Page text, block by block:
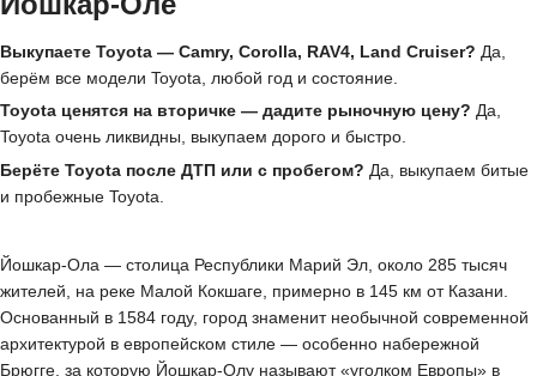
Выкупаете Toyota — Camry, Corolla, RAV4, Land Cruiser? Да,
берём все модели Toyota, любой год и состояние.
Toyota ценятся на вторичке — дадите рыночную цену? Да,
Toyota очень ликвидны, выкупаем дорого и быстро.
Берёте Toyota после ДТП или с пробегом? Да, выкупаем битые
и пробежные Toyota.
Йошкар-Ола — столица Республики Марий Эл, около 285 тысяч
жителей, на реке Малой Кокшаге, примерно в 145 км от Казани.
Основанный в 1584 году, город знаменит необычной современной
архитектурой в европейском стиле — особенно набережной
Брюгге, за которую Йошкар-Олу называют «уголком Европы» в